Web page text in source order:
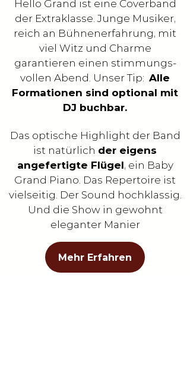
Hello Grand ist eine Coverband
der Extraklasse. Junge Musiker,
reich an Bühnenerfahrung, mit
viel Witz und Charme
garantieren einen stimmungs-
vollen Abend. Unser Tip: Alle
Formationen sind optional mit
DJ buchbar.
Das optische Highlight der Band
ist natürlich der eigens
angefertigte Flügel, ein Baby
Grand Piano. Das Repertoire ist
vielseitig. Der Sound hochklassig.
Und die Show in gewohnt
eleganter Manier
Mehr Erfahren